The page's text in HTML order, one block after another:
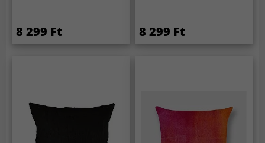
8 299 Ft 8 299 Ft